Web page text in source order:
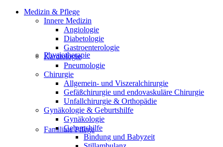
Physiotherapie
Familiale Pflege
Medizin & Pflege
Innere Medizin
Angiologie
Diabetologie
Gastroenterologie
Kardiologie
Pneumologie
Chirurgie
Allgemein- und Viszeralchirurgie
Gefäßchirurgie und endovaskuläre Chirurgie
Unfallchirurgie & Orthopädie
Gynäkologie & Geburtshilfe
Gynäkologie
Geburtshilfe
Bindung und Babyzeit